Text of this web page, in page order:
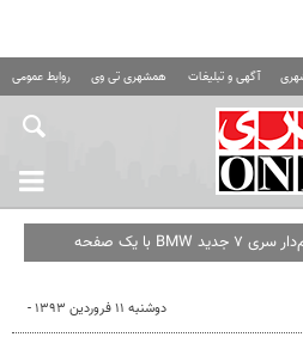
آگهی و تبلیغات همشهری تی وی روابط عمومی
فناوری‌های کلاس جدید | پرچم‌دار سری ۷ جدید BMW با یک صفحه
دوشنبه ۱۱ فروردین ۱۳۹۳ -